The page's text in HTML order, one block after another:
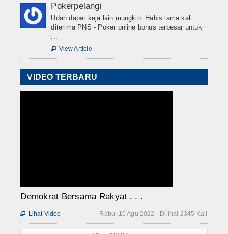
Pokerpelangi
Udah dapat keja lain mungkin. Habis lama kali
diterima PNS - Poker online bonus terbesar untuk
 View Article
VIDEO TERBARU
Demokrat Bersama Rakyat . . .
Rabu, 10 Agu 2022 - Dilihat 2345 Kali
 Lihat Video